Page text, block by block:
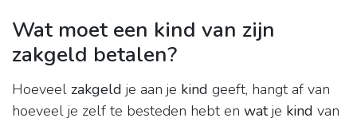
Wat moet een kind van zijn
zakgeld betalen?
Hoeveel zakgeld je aan je kind geeft, hangt af van
hoeveel je zelf te besteden hebt en watje kind van